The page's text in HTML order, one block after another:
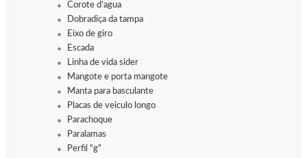
Corote d’agua
Dobradiça da tampa
Eixo de giro
Escada
Linha de vida sider
Mangote e porta mangote
Manta para basculante
Placas de veiculo longo
Parachoque
Paralamas
Perfil “g”